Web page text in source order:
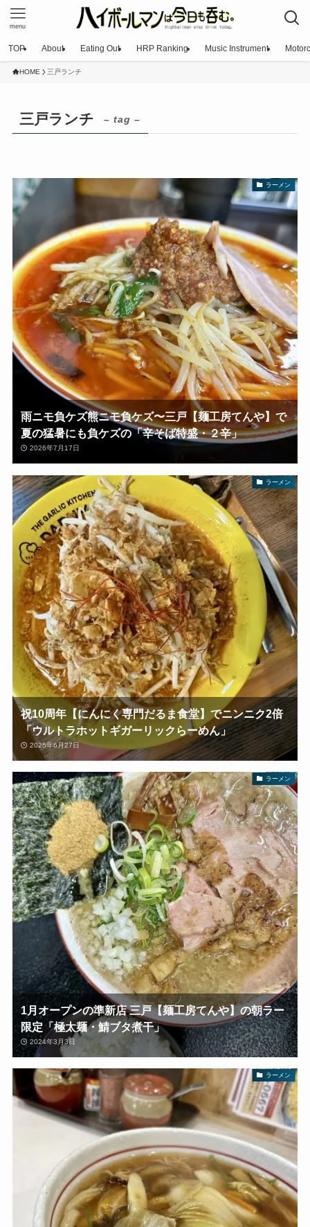
menu
TOP About Eating Out HRP Ranking Music Instrument
HOME 三戸ランチ
三戸ランチ – tag –
ラーメン
雨ニモ負ケズ熊ニモ負ケズ〜三戸【麺工房てんや】で
夏の猛暑にも負ケズの「辛そば特盛・２辛」
2026年7月17日
ラーメン
祝10周年【にんにく専門だるま食堂】でニンニク2倍
「ウルトラホットギガーリックらーめん」
2025年6月27日
ラーメン
1月オープンの準新店 三戸【麺工房てんや】の朝ラー
限定「極太麺・鯖ブタ煮干」
2024年3月3日
ラーメン